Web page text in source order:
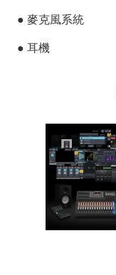
● 麥克風系統
● 耳機